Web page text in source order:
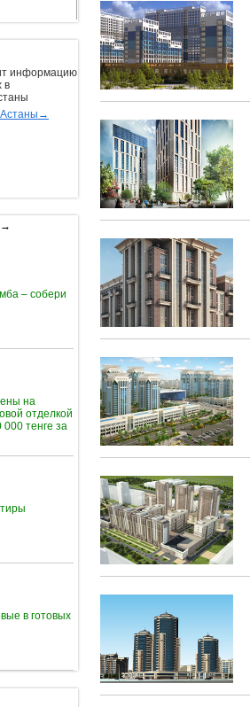
информацию
в
→
– собери
на
отделкой
000 тенге за
в готовых